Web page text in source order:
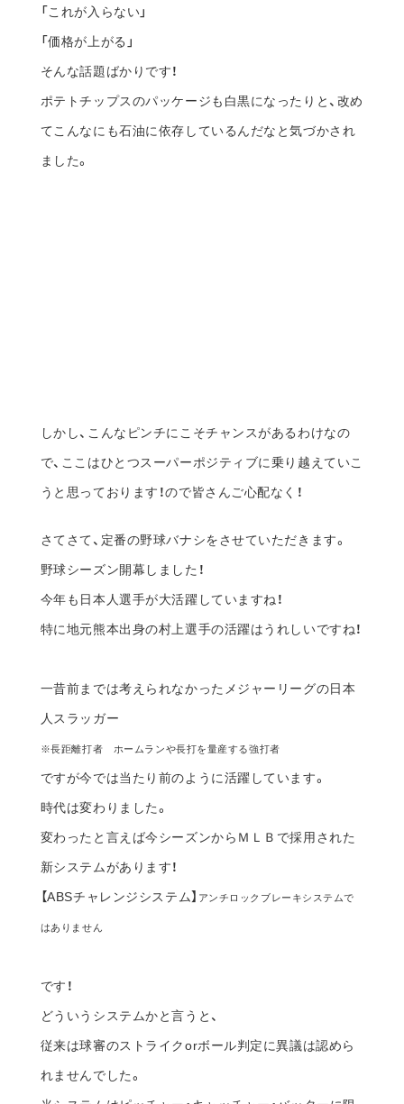
「これが入らない」
「価格が上がる」
そんな話題ばかりです！
ポテトチップスのパッケージも白黒になったりと、改め
てこんなにも石油に依存しているんだなと気づかされ
ました。
※長距離打者 ホームランや長打を量産する強打者
ですが今では当たり前のように活躍しています。
時代は変わりました。
変わったと言えば今シーズンからＭＬＢで採用された
【ABSチャレンジシステム】 アンチロックブレーキシステムで
はありません
です！
どういうシステムかと言うと、
従来は球審のストライクorボール判定に異議は認めら
れませんでした。
当システムはピッチャー・キャッチャー・バッターに限
り判定に異議を認めます。
うというものです。
詳しくはこちら↓
https://www.mlb.com/ja/news/copy-of-mlb-to-use-ab
s-challenge-system-starting-in-2026
以前のブログでも触れましたが、このシステム導入には